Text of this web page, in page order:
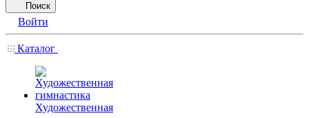
Поиск
Войти
Каталог
Художественная